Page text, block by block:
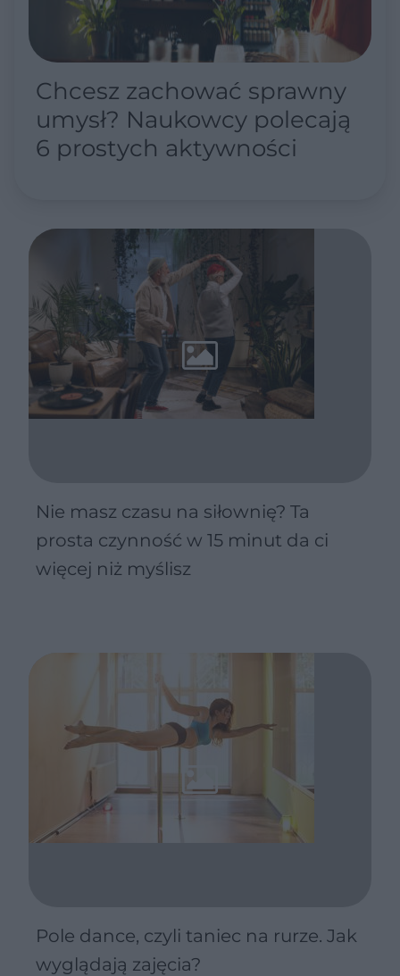
Chcesz zachować sprawny
umysł? Naukowcy polecają
6 prostych aktywności
Nie masz czasu na siłownię? Ta
prosta czynność w 15 minut da ci
więcej niż myślisz
Pole dance, czyli taniec na rurze. Jak
wyglądają zajęcia?